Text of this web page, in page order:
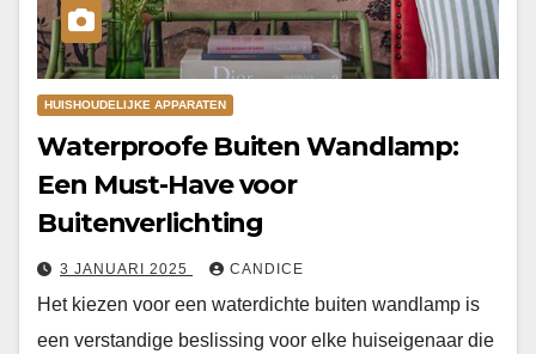
HUISHOUDELIJKE APPARATEN
Waterproofe Buiten Wandlamp:
Een Must-Have voor
Buitenverlichting
3 JANUARI 2025 CANDICE
Het kiezen voor een waterdichte buiten wandlamp is
een verstandige beslissing voor elke huiseigenaar die